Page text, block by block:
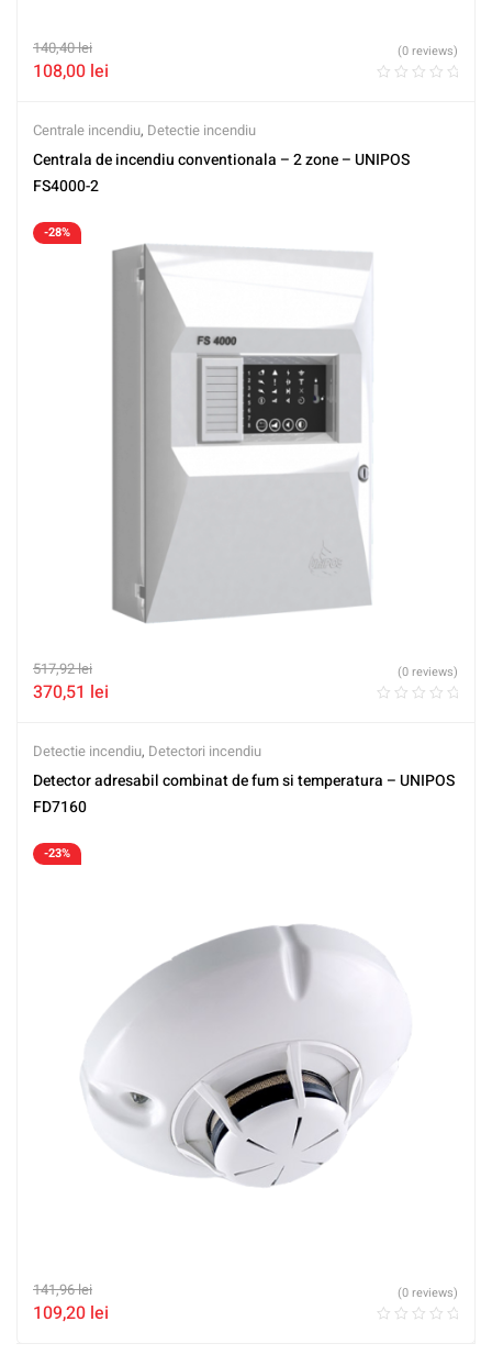
140,40lei
108,00 lei
(0 reviews)
Centrale incendiu, Detectie incendiu
Centrala de incendiu conventionala – 2 zone – UNIPOS
FS4000-2
-28%
517,92lei
370,51 lei
(0 reviews)
Detectie incendiu, Detectori incendiu
Detector adresabil combinat de fum si temperatura – UNIPOS
FD7160
-23%
141,96lei
109,20 lei
(0 reviews)